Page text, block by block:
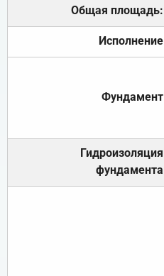
Общая площадь:
Исполнение
Фундамент
Гидроизоляция
фундамента